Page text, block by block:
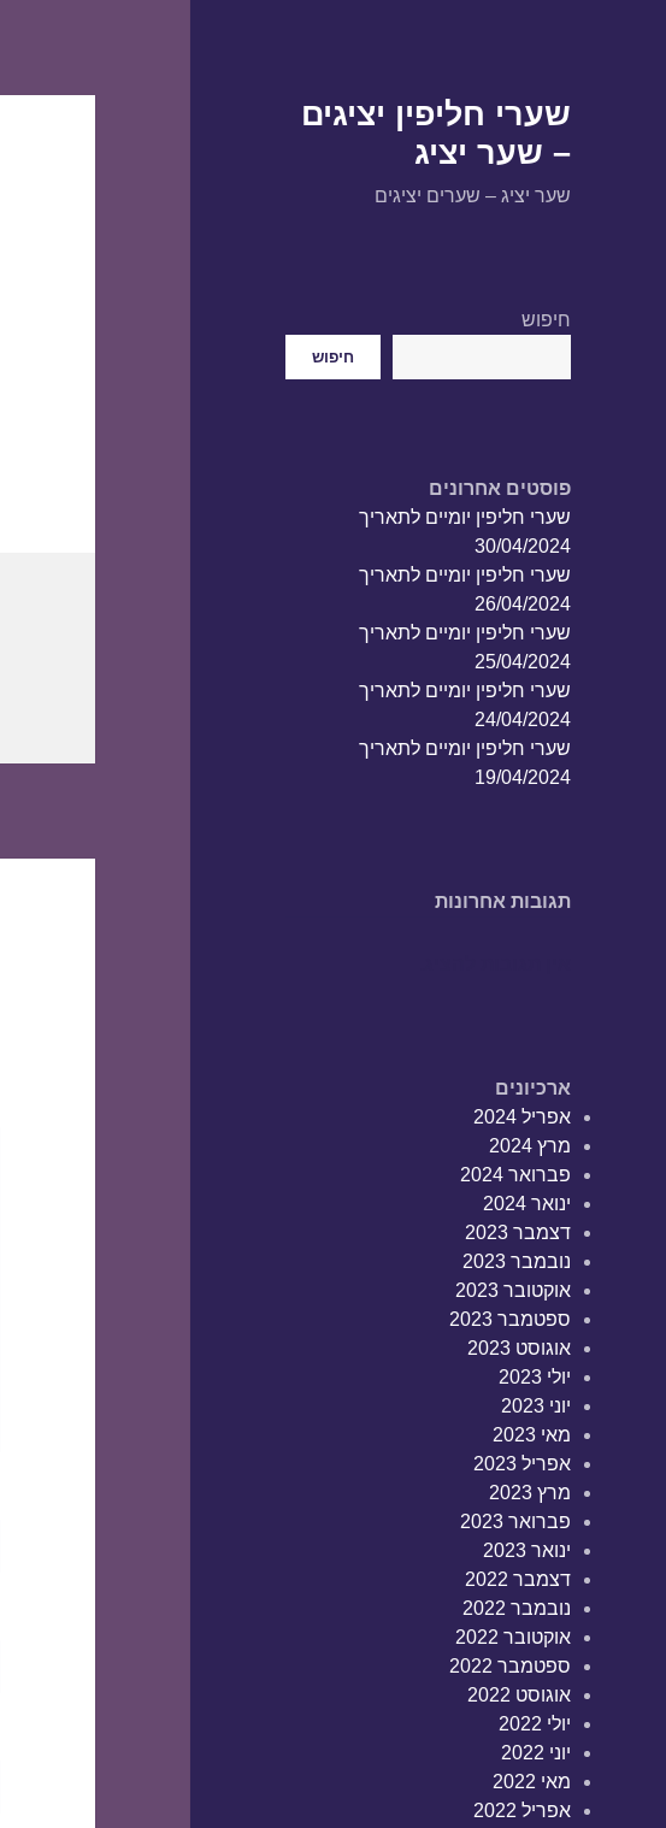
שערי חליפין יציגים
– שער יציג
שער יציג – שערים יציגים
חיפוש
חיפוש
פוסטים אחרונים
שערי חליפין יומיים לתאריך
30/04/2024
שערי חליפין יומיים לתאריך
26/04/2024
שערי חליפין יומיים לתאריך
25/04/2024
שערי חליפין יומיים לתאריך
24/04/2024
שערי חליפין יומיים לתאריך
19/04/2024
תגובות אחרונות
ארכיונים
אפריל 2024
מרץ 2024
פברואר 2024
ינואר 2024
דצמבר 2023
נובמבר 2023
אוקטובר 2023
ספטמבר 2023
אוגוסט 2023
יולי 2023
יוני 2023
מאי 2023
אפריל 2023
מרץ 2023
פברואר 2023
ינואר 2023
דצמבר 2022
נובמבר 2022
אוקטובר 2022
ספטמבר 2022
אוגוסט 2022
יולי 2022
יוני 2022
מאי 2022
אפריל 2022